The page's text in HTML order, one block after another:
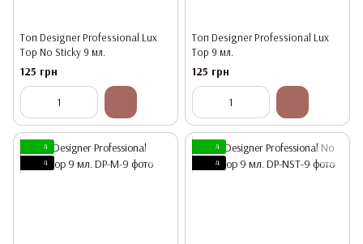
Топ Designer Professional Lux
Top No Sticky 9 мл.
125 грн
Топ Designer Professional Lux
Top 9 мл.
125 грн
4
4
4
4